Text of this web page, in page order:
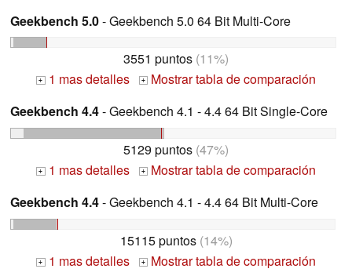
Geekbench 5.0- Geekbench 5.0 64 Bit Multi-Core
3551 puntos (11%)
+ 1 mas detalles +
Mostrar tabla de comparación
Geekbench 4.4- Geekbench 4.1 - 4.4 64 Bit Single-Core
5129 puntos (47%)
+ 1 mas detalles +
Mostrar tabla de comparación
Geekbench 4.4- Geekbench 4.1 - 4.4 64 Bit Multi-Core
15115 puntos(14%)
+ 1 mas detalles +
Mostrar tabla de comparación